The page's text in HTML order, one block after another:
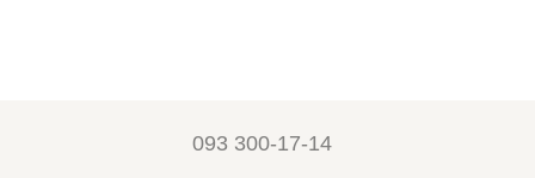
093 300-17-14